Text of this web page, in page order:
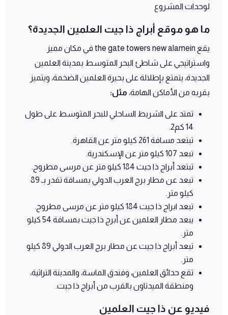
لوحدات المشروع
ما هو موقع أبراج ذا جيت العلمين الجديدة؟
يقع the gate towers new alamein في مكان مميز
واستراتيجي على شاطئ البحر المتوسط بمدينة العلمين
الجديدة، يتمتع بإطلالة على بحيرة العلمين الضخمة، ويتميز
بقربه من الأماكن الهامة، مثل:
تمتد على الشريط الساحلي للبحر المتوسط على طول
14 كم2.
تبتعد مسافة 261 كيلو متر عن القاهرة.
تبعد 107 كيلو متر عن الإسكندرية.
تبتعد أبراج ذا جيت 184 كيلو متر عن مرسى مطروح.
تبعد عن مطار برج العرب الدولي بمسافة تقدر بـ 89
كيلو متر.
تبعد ابراج ذا جيت 184 كيلو متر عن مرسى مطروح.
يبعد مطار العلمين عن أبرج ذا جيت بمسافة 54 كيلو
متر.
تبعد أبراج ذا جيت عن مطار برج العرب الدولي 89 كيلو
متر.
تقع حدائق العلمين، وفندق الماسة، والمدينة التراثية،
ومنطقة الميدتاون بالقرب من أبراج ذا جيت.
فيديو عن ذا جيت العلمين